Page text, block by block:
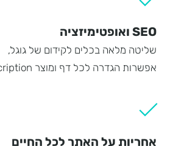
SEO ואופטימיזציה
שליטה מלאה בכלים לקידום של גוגל,
אפשרות הגדרה לכל דף ומוצר Title Keyword Description
אחריות על האתר לכל החיים